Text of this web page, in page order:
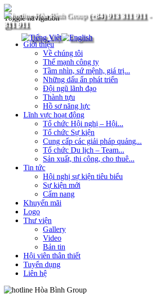
(+84) 913 311 911-
311 911
Toggle navigation
Giới thiệu
Về chúng tôi
Thế mạnh công ty
Tầm nhìn, sứ mệnh, giá trị...
Những dấu ấn phát triển
Đội ngũ lãnh đạo
Thành tựu
Hồ sơ năng lực
Lĩnh vực hoạt động
Tổ chức Hội nghị – Hội...
Tổ chức Sự kiện
Cung cấp các giải pháp quảng...
Tổ chức Du lịch – Team...
Sản xuất, thi công, cho thuê...
Tin tức
Hội nghị sự kiện tiêu biểu
Sự kiện mới
Cẩm nang
Khuyến mãi
Logo
Thư viện
Gallery
Video
Bản tin
Hội viên thân thiết
Tuyển dụng
Liên hệ